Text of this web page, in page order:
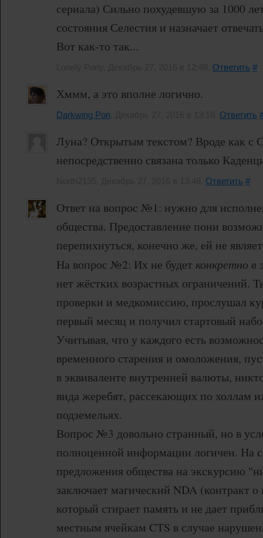
сериала) Сильно похудевшую за 1000
состояния Селестия и назначает
Вот как-то так...
Ответить #
Хммм, а это вполне логично.
Darkwing Pon Ответить
Луна? Открытым текстом? Вроде как с
непосредственно связана только
Ответить #
Ответ на вопрос №1: нужно для
общества. Предоставление пони
перепихнуться, конечно же, ей не
На вопрос №2: Их не будет конкретно
нет жёстких возрастных ограничений.
проверки и медкомиссию, прослушал
первый месяц и получил стартовый
Учитывая, что у каждого есть
временного старения и омоложения,
в эквиваленте внутренней валюты,
вида жеребят, рассекающих по холлам
подземельях.
Вопрос №3 довольно странный, но в
полноценной информации логичен. На
предложения общества на экскурсию
заключает магический NDA (контракт
который стирает память и не дает
местным ячейкам CTS в случае